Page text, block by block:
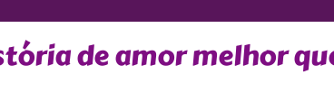
de amor melhor